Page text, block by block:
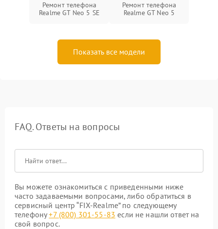
Ремонт телефона
Realme GT Neo 5 SE
Ремонт телефона
Realme GT Neo 5
Показать все модели
FAQ. Ответы на вопросы
Вы можете ознакомиться с приведенными ниже
часто задаваемыми вопросами, либо обратиться в
сервисный центр “FIX-Realme” по следующему
телефону+7 (800) 301-55-83 если не нашли ответ на
свой вопрос.